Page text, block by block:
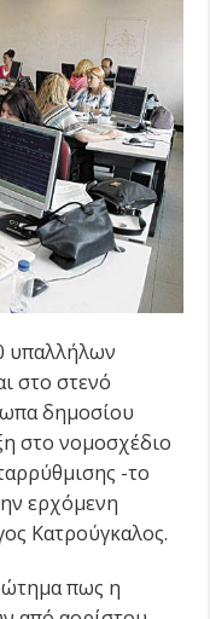
υπαλλήλων
στο στενό
δημοσίου
στο νομοσχέδιο
-το
ερχόμενη
Κατρούγκαλος.
πως η